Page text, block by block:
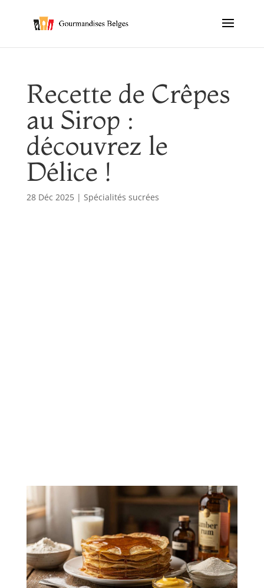
Recette de Crêpes
au Sirop :
découvrez le
Délice !
28 Déc 2025| Spécialités sucrées